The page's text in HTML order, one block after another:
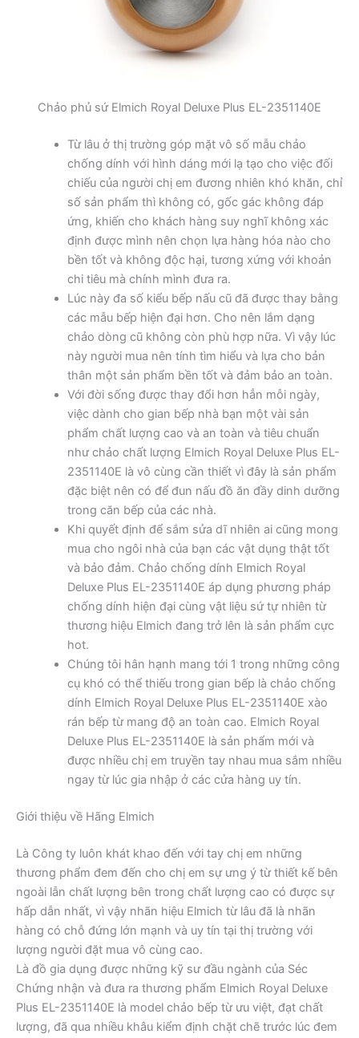
Chảo phủ sứ Elmich Royal Deluxe Plus EL-2351140E
Từ lâu ở thị trường góp mặt vô số mẫu chảo
chống dính với hình dáng mới lạ tạo cho việc đối
chiếu của người chị em đương nhiên khó khăn, chỉ
số sản phẩm thì không có, gốc gác không đáp
ứng, khiến cho khách hàng suy nghĩ không xác
định được mình nên chọn lựa hàng hóa nào cho
bền tốt và không độc hại, tương xứng với khoản
chi tiêu mà chính mình đưa ra.
Lúc này đa số kiểu bếp nấu cũ đã được thay bằng
các mẫu bếp hiện đại hơn. Cho nên lắm dạng
chảo dòng cũ không còn phù hợp nữa. Vì vậy lúc
này người mua nên tính tìm hiểu và lựa cho bản
thân một sản phẩm bền tốt và đảm bảo an toàn.
Với đời sống được thay đổi hơn hẳn mỗi ngày,
việc dành cho gian bếp nhà bạn một vài sản
phẩm chất lượng cao và an toàn và tiêu chuẩn
như chảo chất lượng Elmich Royal Deluxe Plus EL-
2351140E là vô cùng cần thiết vì đây là sản phẩm
đặc biệt nên có để đun nấu đồ ăn đầy dinh dưỡng
trong căn bếp của các nhà.
Khi quyết định để sắm sửa dĩ nhiên ai cũng mong
mua cho ngôi nhà của bạn các vật dụng thật tốt
và bảo đảm. Chảo chống dính Elmich Royal
Deluxe Plus EL-2351140E áp dụng phương pháp
chống dính hiện đại cùng vật liệu sứ tự nhiên từ
thương hiệu Elmich đang trở lên là sản phẩm cực
hot.
Chúng tôi hân hạnh mang tới 1 trong những công
cụ khó có thể thiếu trong gian bếp là chảo chống
dính Elmich Royal Deluxe Plus EL-2351140E xào
rán bếp từ mang độ an toàn cao. Elmich Royal
Deluxe Plus EL-2351140E là sản phẩm mới và
được nhiều chị em truyền tay nhau mua sắm nhiều
ngay từ lúc gia nhập ở các cửa hàng uy tín.
Giới thiệu về Hãng Elmich
Là Công ty luôn khát khao đến với tay chị em những
thương phẩm đem đến cho chị em sự ưng ý từ thiết kế bên
ngoài lẫn chất lượng bên trong chất lượng cao có được sự
hấp dẫn nhất, vì vậy nhãn hiệu Elmich từ lâu đã là nhãn
hàng có chỗ đứng lớn mạnh và uy tín tại thị trường với
lượng người đặt mua vô cùng cao.
Là đồ gia dụng được những kỹ sư đầu ngành của Séc
Chứng nhận và đưa ra thương phẩm Elmich Royal Deluxe
Plus EL-2351140E là model chảo bếp từ ưu việt, đạt chất
lượng, đã qua nhiều khâu kiểm định chặt chẽ trước lúc đem